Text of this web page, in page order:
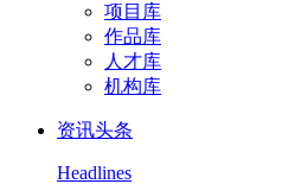
项目库
作品库
人才库
机构库
资讯头条
Headlines